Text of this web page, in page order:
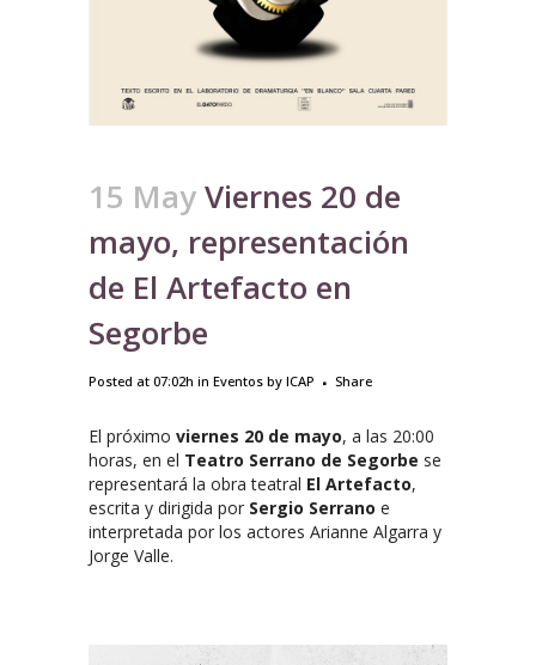
15 MayViernes 20 de
mayo, representación
de El Artefacto en
Segorbe
Posted at 07:02h in Eventos by ICAP Share
El próximo viernes 20 de mayo, a las 20:00
horas, en el Teatro Serrano de Segorbe se
representará la obra teatral El Artefacto,
escrita y dirigida por Sergio Serrano e
interpretada por los actores Arianne Algarra y
Jorge Valle.